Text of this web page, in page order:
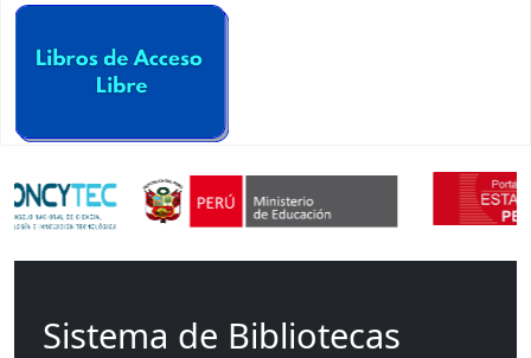
Sistema de Bibliotecas